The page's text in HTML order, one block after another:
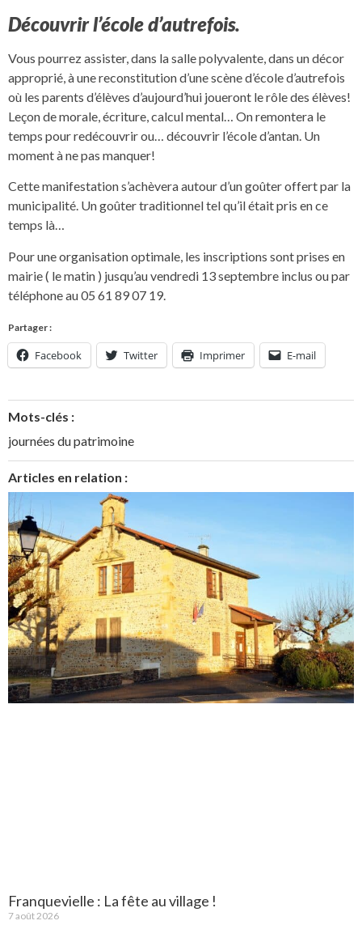
Découvrir l’école d’autrefois.
Vous pourrez assister, dans la salle polyvalente, dans un décor
approprié, à une reconstitution d’une scène d’école d’autrefois
où les parents d’élèves d’aujourd’hui joueront le rôle des élèves!
Leçon de morale, écriture, calcul mental… On remontera le
temps pour redécouvrir ou… découvrir l’école d’antan. Un
moment à ne pas manquer!
Cette manifestation s’achèvera autour d’un goûter offert par la
municipalité. Un goûter traditionnel tel qu’il était pris en ce
temps là…
Pour une organisation optimale, les inscriptions sont prises en
mairie ( le matin ) jusqu’au vendredi 13 septembre inclus ou par
téléphone au 05 61 89 07 19.
Partager :
Facebook Twitter Imprimer E-mail
Mots-clés :
journées du patrimoine
Articles en relation :
Franquevielle : La fête au village !
7 août 2026